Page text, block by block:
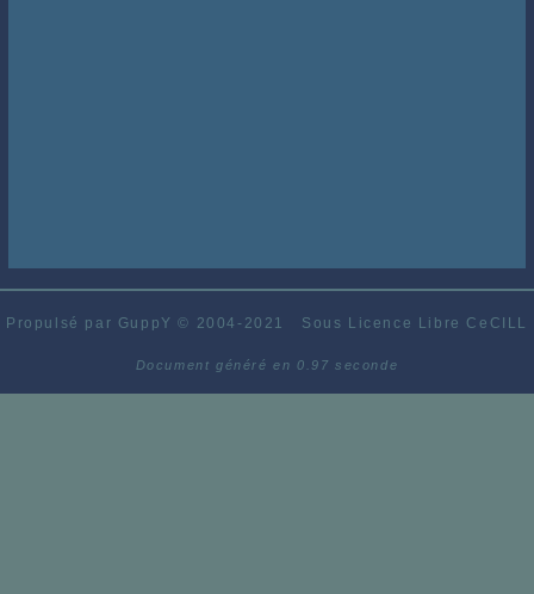
Propulsé par GuppY© 2004-2021 Sous Licence Libre CeCILL
Document généré en 0.97 seconde